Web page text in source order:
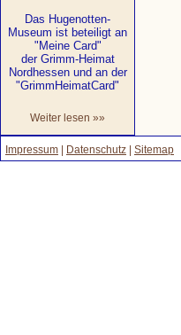
Das Hugenotten-
Museum ist beteiligt an
"Meine Card"
der Grimm-Heimat
Nordhessen und an der
"GrimmHeimatCard"
Weiter lesen »»
Impressum Datenschutz Sitemap